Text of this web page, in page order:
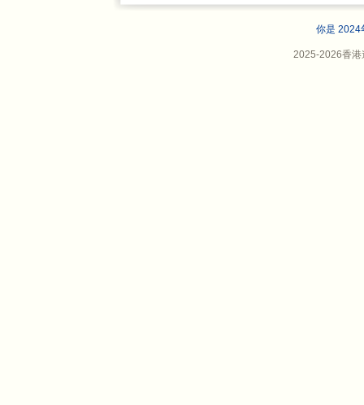
你是 2024
2025-2026香港